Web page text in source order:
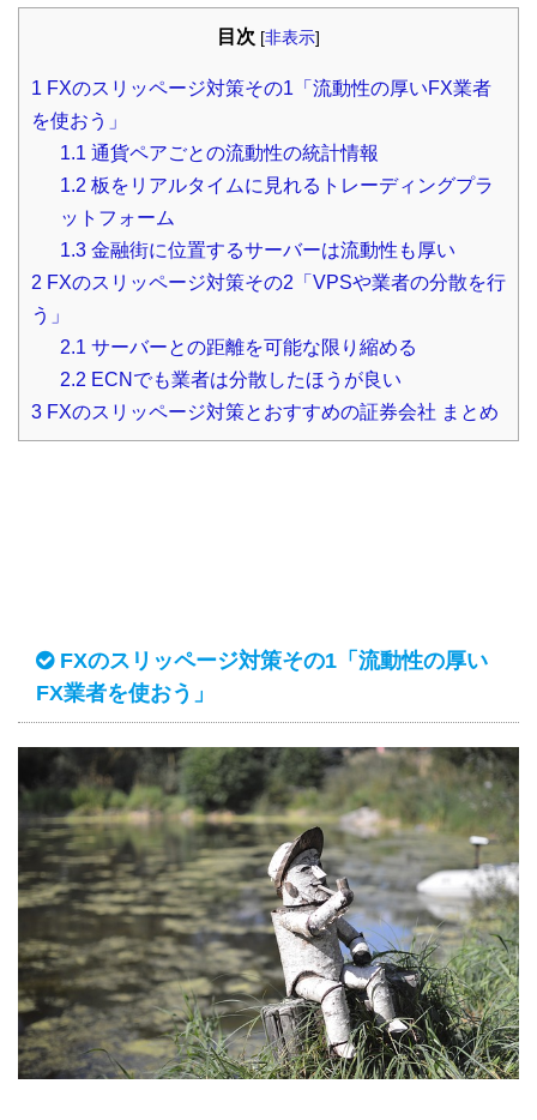
目次 [非表示]
1 FXのスリッページ対策その1「流動性の厚いFX業者
を使おう」
1.1 通貨ペアごとの流動性の統計情報
1.2 板をリアルタイムに見れるトレーディングプラ
ットフォーム
1.3 金融街に位置するサーバーは流動性も厚い
2 FXのスリッページ対策その2「VPSや業者の分散を行
う」
2.1 サーバーとの距離を可能な限り縮める
2.2 ECNでも業者は分散したほうが良い
3 FXのスリッページ対策とおすすめの証券会社 まとめ
FXのスリッページ対策その1「流動性の厚い
FX業者を使おう」